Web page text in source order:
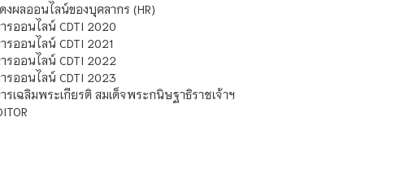
งผลออนไลน์ของบุคลากร (HR)
รออนไลน์ CDTI 2020
รออนไลน์ CDTI 2021
รออนไลน์ CDTI 2022
รออนไลน์ CDTI 2023
รเฉลิมพระเกียรติ สมเด็จพระกนิษฐาธิราชเจ้าฯ